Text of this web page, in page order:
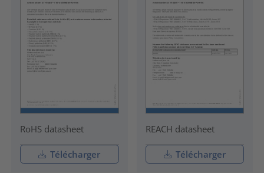
RoHS datasheet
Télécharger
REACH datasheet
Télécharger